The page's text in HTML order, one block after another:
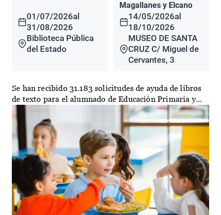
01/07/2026al
31/08/2026
Biblioteca Pública
del Estado
Magallanes y Elcano
14/05/2026al
18/10/2026
MUSEO DE SANTA
CRUZ C/ Miguel de
Cervantes, 3
Se han recibido 31.183 solicitudes de ayuda de libros
de texto para el alumnado de Educación Primaria y...